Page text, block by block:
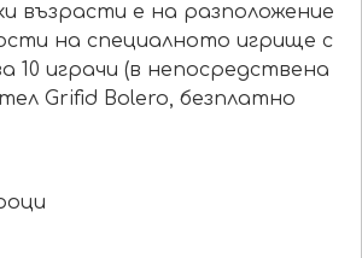
възрасти е на разположение
на специалното игрище с
10 играчи (в непосредствена
Grifid Bolero, безплатно